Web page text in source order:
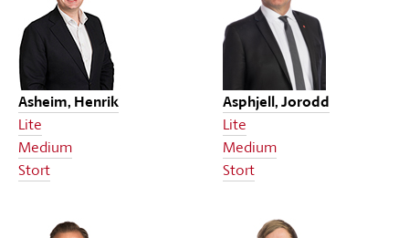
Asheim, Henrik
Lite
Medium
Stort
Asphjell, Jorodd
Lite
Medium
Stort